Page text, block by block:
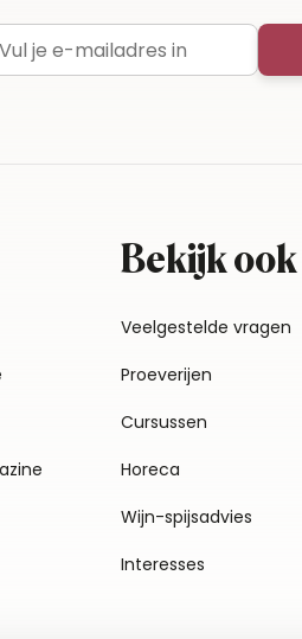
Bekijk ook
Veelgestelde vragen
Proeverijen
Cursussen
Horeca
Wijn-spijsadvies
Interesses